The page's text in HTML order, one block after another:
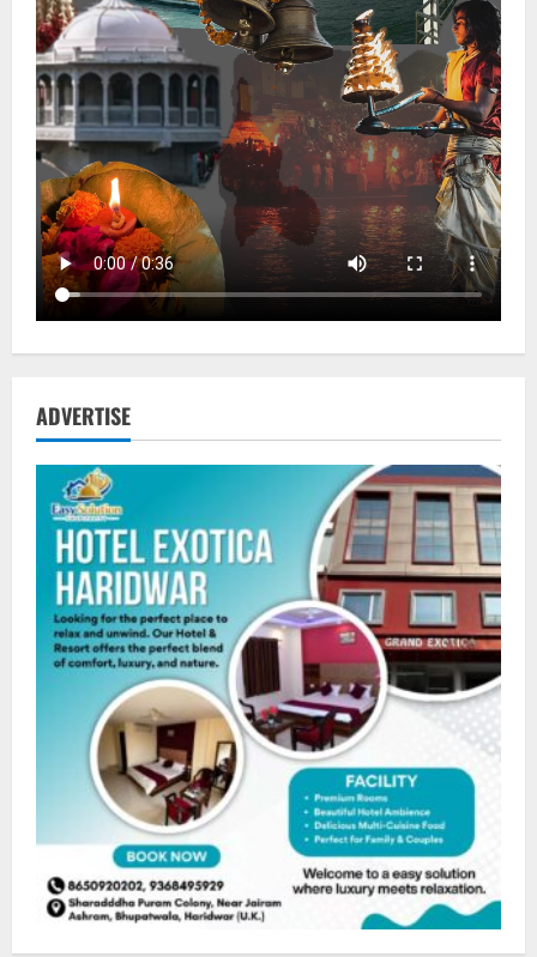
ADVERTISE